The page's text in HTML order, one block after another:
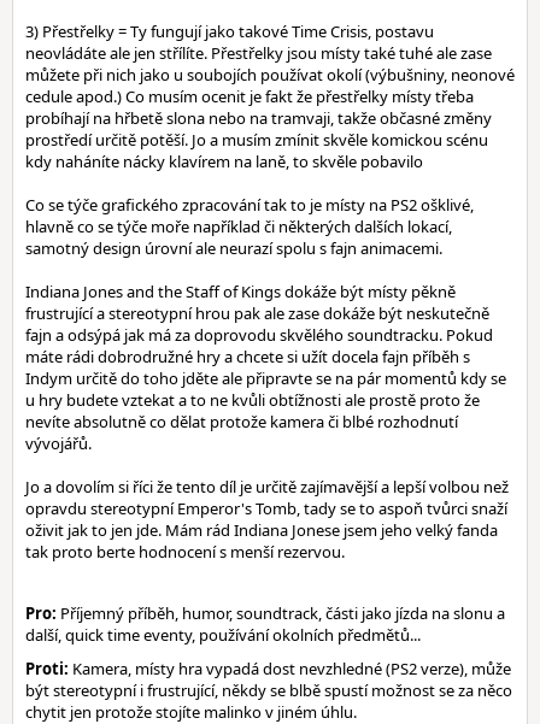
3) Přestřelky = Ty fungují jako takové Time Crisis, postavu
neovládáte ale jen střílíte. Přestřelky jsou místy také tuhé ale zase
můžete při nich jako u soubojích používat okolí (výbušniny, neonové
cedule apod.) Co musím ocenit je fakt že přestřelky místy třeba
probíhají na hřbetě slona nebo na tramvaji, takže občasné změny
prostředí určitě potěší. Jo a musím zmínit skvěle komickou scénu
kdy naháníte nácky klavírem na laně, to skvěle pobavilo
Co se týče grafického zpracování tak to je místy na PS2 ošklivé,
hlavně co se týče moře například či některých dalších lokací,
samotný design úrovní ale neurazí spolu s fajn animacemi.
Indiana Jones and the Staff of Kings dokáže být místy pěkně
frustrující a stereotypní hrou pak ale zase dokáže být neskutečně
fajn a odsýpá jak má za doprovodu skvělého soundtracku. Pokud
máte rádi dobrodružné hry a chcete si užít docela fajn příběh s
Indym určitě do toho jděte ale připravte se na pár momentů kdy se
u hry budete vztekat a to ne kvůli obtížnosti ale prostě proto že
nevíte absolutně co dělat protože kamera či blbé rozhodnutí
vývojářů.
Jo a dovolím si říci že tento díl je určitě zajímavější a lepší volbou než
opravdu stereotypní Emperor's Tomb, tady se to aspoň tvůrci snaží
oživit jak to jen jde. Mám rád Indiana Jonese jsem jeho velký fanda
tak proto berte hodnocení s menší rezervou.
Pro: Příjemný příběh, humor, soundtrack, části jako jízda na slonu a
další, quick time eventy, používání okolních předmětů...
Proti: Kamera, místy hra vypadá dost nevzhledné (PS2 verze), může
být stereotypní i frustrující, někdy se blbě spustí možnost se za něco
chytit jen protože stojíte malinko v jiném úhlu.